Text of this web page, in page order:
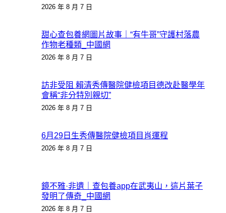
2026 年 8 月 7 日
甜心查包養網圖片故事｜“有牛哥”守護村落農
作物老種類_中國網
2026 年 8 月 7 日
訪非受阻 賴清秀傳醫院健檢項目德改赴醫學年
會稱“非分特別親切”
2026 年 8 月 7 日
6月29日生秀傳醫院健檢項目肖運程
2026 年 8 月 7 日
鏡不雅·非遺｜查包養app在武夷山，這片葉子
發明了傳奇_中國網
2026 年 8 月 7 日